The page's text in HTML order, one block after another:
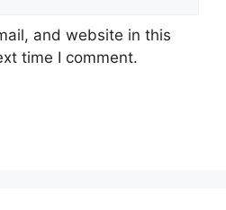
and website in this
time I comment.